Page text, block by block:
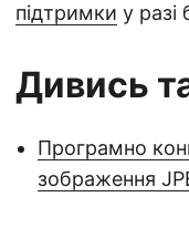
підтримки у разі
Дивись
Програмно
зображення